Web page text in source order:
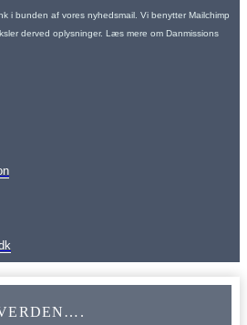
i bunden af vores nyhedsmail. Vi benytter Mailchimp
derved oplysninger. Læs mere om Danmissions